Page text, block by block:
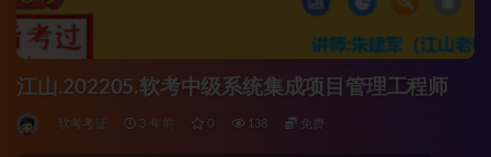
江山.202205.软考中级系统集成项目管理工程师
软考考证 3 年前 0 138 免费